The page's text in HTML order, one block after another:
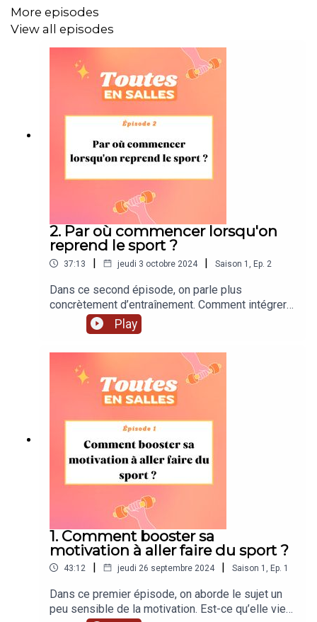
moral ? Et est-ce que d’une certaine manière, on
peut s’en servir comme d’une thérapie ? Bonne
écoute !
More episodes
View all episodes
2. Par où commencer lorsqu'on
reprend le sport ?
37:13 | jeudi 3 octobre 2024 | Saison 1 Ep. 2
Dans ce second épisode, on parle plus
concrètement d’entraînement. Comment intégrer
le sport dans notre routine, sans que cela ne
devienne une corvée ? Par où commencer
perdu face à toutes ces machines un peu
intimidantes au premier abord ? Et enfin, a-t-on
réellement besoin d’un objectif en vue pour
continuer à pratiquer régulièrement ? Bonne
écoute !
Play
1. Comment booster sa
motivation à aller faire du sport ?
43:12 | jeudi 26 septembre 2024 | Saison 1 Ep. 1
Dans ce premier épisode, on aborde le sujet un
peu sensible de la motivation. Est-ce qu’elle vient